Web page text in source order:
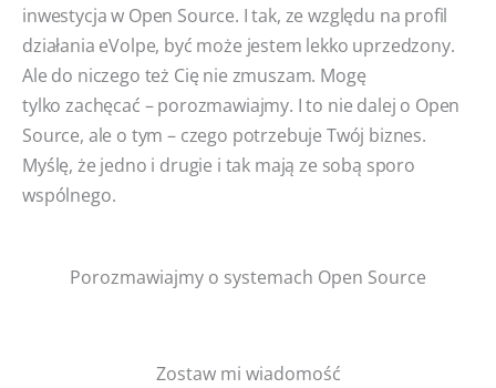
inwestycja w Open Source. I tak, ze względu na profil
działania eVolpe, być może jestem lekko uprzedzony.
Ale do niczego też Cię nie zmuszam. Mogę
tylko zachęcać – porozmawiajmy. I to nie dalej o Open
Source, ale o tym – czego potrzebuje Twój biznes.
Myślę, że jedno i drugie i tak mają ze sobą sporo
wspólnego.
Porozmawiajmy o systemach Open Source
Zostaw mi wiadomość